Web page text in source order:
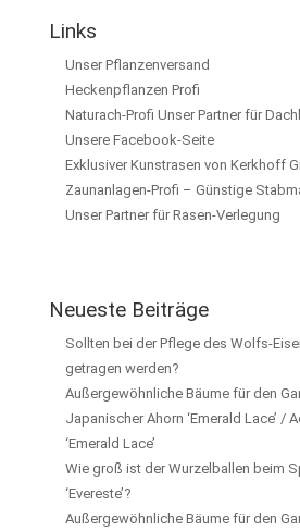
Links
Unser Pflanzenversand
Heckenpflanzen Profi
Naturach-Profi Unser Partner für
Unsere Facebook-Seite
Exklusiver Kunstrasen von Kerkhoff
Zaunanlagen-Profi – Günstige
Unser Partner für Rasen-Verlegung
Neueste Beiträge
Sollten bei der Pflege des Wolfs-
getragen werden?
Außergewöhnliche Bäume für den
Japanischer Ahorn ‘Emerald Lace’ /
‘Emerald Lace’
Wie groß ist der Wurzelballen beim
‘Evereste’?
Außergewöhnliche Bäume für den